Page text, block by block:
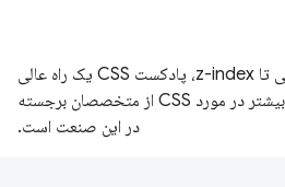
از قابلیت دسترسی تا z-index، پادکست CSS یک راه عالی
برای کسب اطلاعات بیشتر در مورد CSS از متخصصان برجسته
در این صنعت است.